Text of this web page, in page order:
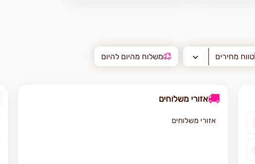
טווח מחירים משלוח מהיום להיום
🚚אזורי משלוחים
אזורי משלוחים